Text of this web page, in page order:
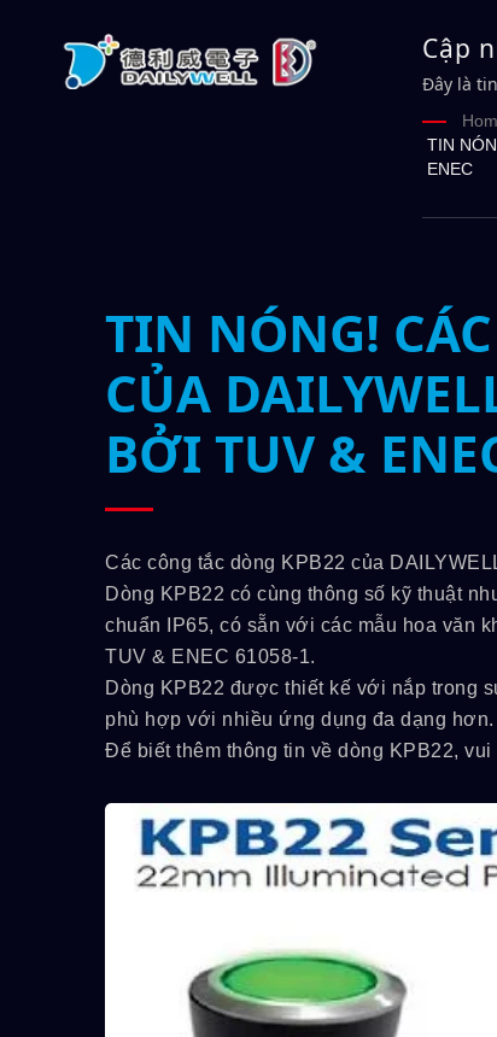
Cập
CỦA
Đây là
TIN
ENEC
TIN NÓNG!
CỦA
BỞI TUV &
Các công tắc dòng KPB22 của
Dòng KPB22 có cùng thông số kỹ thuật
chuẩn IP65, có sẵn với các mẫu hoa văn
TUV & ENEC 61058-1.
Dòng KPB22 được thiết kế với nắp trong
phù hợp với nhiều ứng dụng đa dạng hơn.
Để biết thêm thông tin về dòng KPB22,